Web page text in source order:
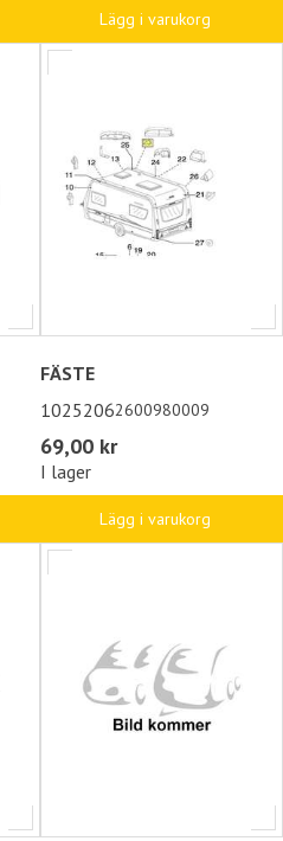
Lägg i varukorg
FÄSTE
10252062600980009
69,00 kr
I lager
Lägg i varukorg